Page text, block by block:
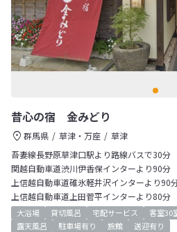
昔心の宿 金みどり
群馬県 草津・万座
草津
吾妻線長野原草津口駅より路線バスで30分
関越自動車道渋川伊香保インターより90分
上信越自動車道碓氷軽井沢インターより90
上信越自動車道上田菅平インターより80分
大浴場 貸切風呂 宅配サービス 客室30
露天風呂
駐車場有り 旅館 送迎有り